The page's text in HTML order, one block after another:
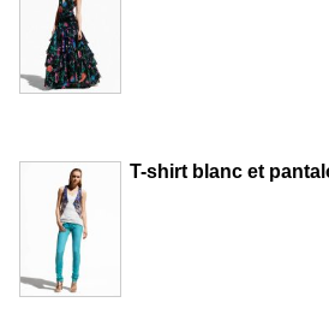
T-shirt blanc et